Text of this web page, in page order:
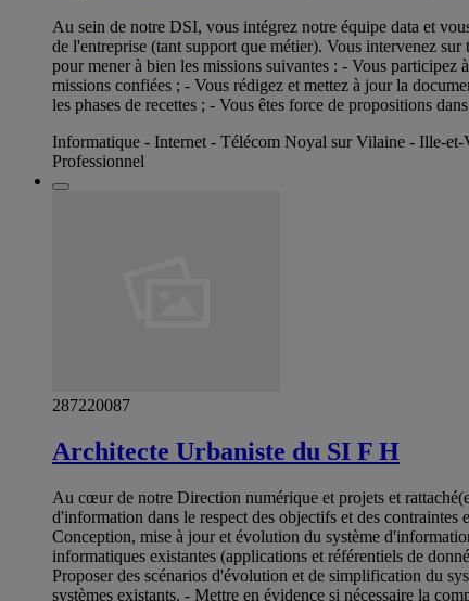
Au sein de notre DSI, vous intégrez notre équipe data et
de l'entreprise (tant support que métier). Vous intervenez
pour mener à bien les missions suivantes : - Vous
missions confiées ; - Vous rédigez et mettez à jour la
les phases de recettes ; - Vous êtes force de propositions
Informatique - Internet - Télécom Noyal sur Vilaine - Ille-et-
Professionnel
287220087
Architecte Urbaniste du SI F H
Au cœur de notre Direction numérique et projets et
d'information dans le respect des objectifs et des
Conception, mise à jour et évolution du système
informatiques existantes (applications et référentiels de
Proposer des scénarios d'évolution et de simplification du
systèmes existants. - Mettre en évidence si nécessaire la